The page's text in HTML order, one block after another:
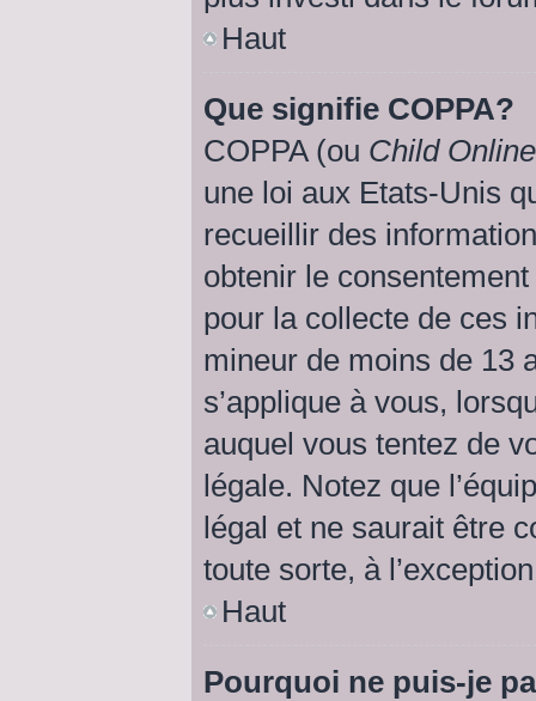
Haut
Que signifie COPPA?
COPPA (ou Child
une loi aux Etats-Unis
recueillir des
obtenir le consentement
pour la collecte de ces
mineur de moins de 13
s’applique à vous,
auquel vous tentez de
légale. Notez que
légal et ne saurait être
toute sorte, à
Haut
Pourquoi ne puis-je